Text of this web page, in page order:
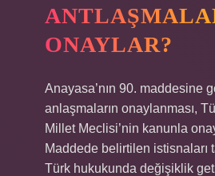
ONAYLAR?
Anayasa’nın 90. maddesine
anlaşmaların onaylanması,
Millet Meclisi’nin kanunla
Maddede belirtilen istisnaları
Türk hukukunda değişiklik